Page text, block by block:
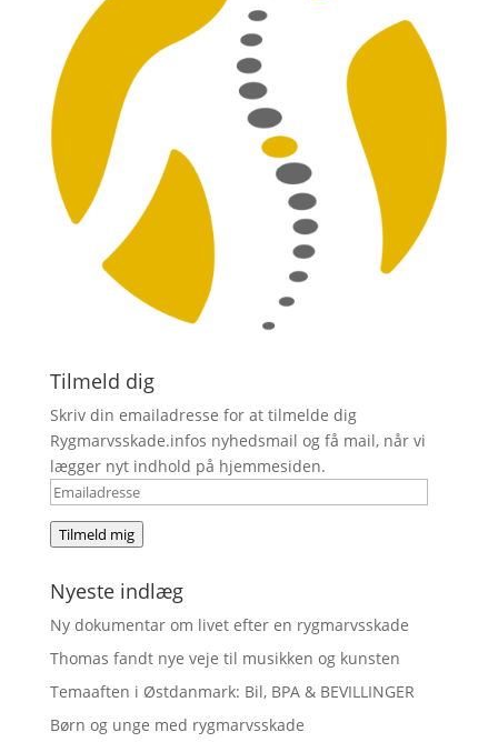
Tilmeld dig
Skriv din emailadresse for at tilmelde dig
Rygmarvsskade.infos nyhedsmail og få mail, når vi
lægger nyt indhold på hjemmesiden.
Emailadresse
Tilmeld mig
Nyeste indlæg
Ny dokumentar om livet efter en rygmarvsskade
Thomas fandt nye veje til musikken og kunsten
Temaaften i Østdanmark: Bil, BPA & BEVILLINGER
Børn og unge med rygmarvsskade